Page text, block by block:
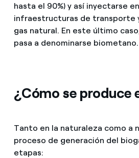
hasta el 90%) y así inyectarse
infraestructuras de transporte
gas natural. En este último
pasa a denominarse biometano.
¿Cómo se produce
Tanto en la naturaleza como a
proceso de generación del
etapas: